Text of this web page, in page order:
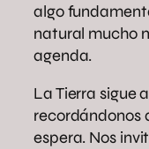
algo
natural mucho
agenda.
La Tierra sigue
recordándonos
espera. Nos